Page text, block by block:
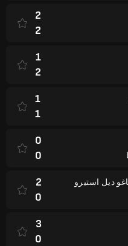
2
2
1
2
1
1
0
0
ديل استيرو
2
0
3
0